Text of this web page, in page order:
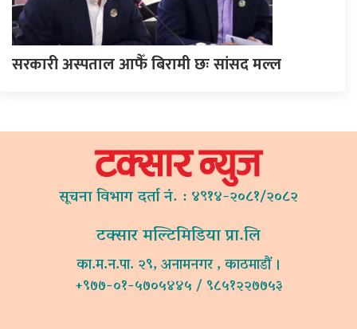
सरकारी अस्पताल आफैँ बिरामी छः सांसद मल्ल
सूचना विभाग दर्ता नं. : ४९१४-२०८१/२०८२
टक्सार मल्टिमिडिया प्रा.लि
का.म.न.पा. २९, अनामनगर , काठमाडौं ।
+९७७-०१-५७०५४४५ / ९८५१२२७७५३